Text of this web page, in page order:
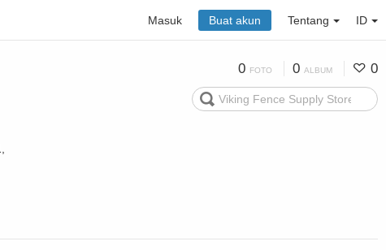
Masuk Buat akun Tentang ID
0 FOTO 0 ALBUM 0